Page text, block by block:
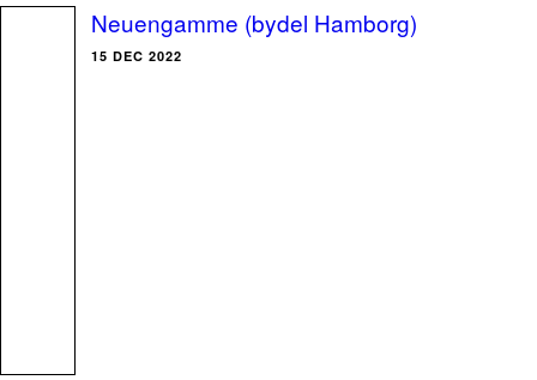
Neuengamme (bydel Hamborg)
15 DEC 2022